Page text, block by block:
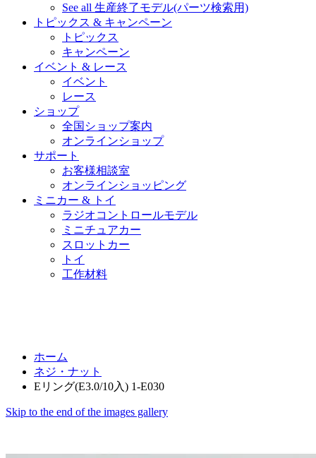
See all 生産終了モデル(パーツ検索用)
トピックス & キャンペーン
トピックス
キャンペーン
イベント & レース
イベント
レース
ショップ
全国ショップ案内
オンラインショップ
サポート
お客様相談室
オンラインショッピング
ミニカー & トイ
ラジオコントロールモデル
ミニチュアカー
スロットカー
トイ
工作材料
ホーム
ネジ・ナット
Eリング(E3.0/10入) 1-E030
Skip to the end of the images gallery